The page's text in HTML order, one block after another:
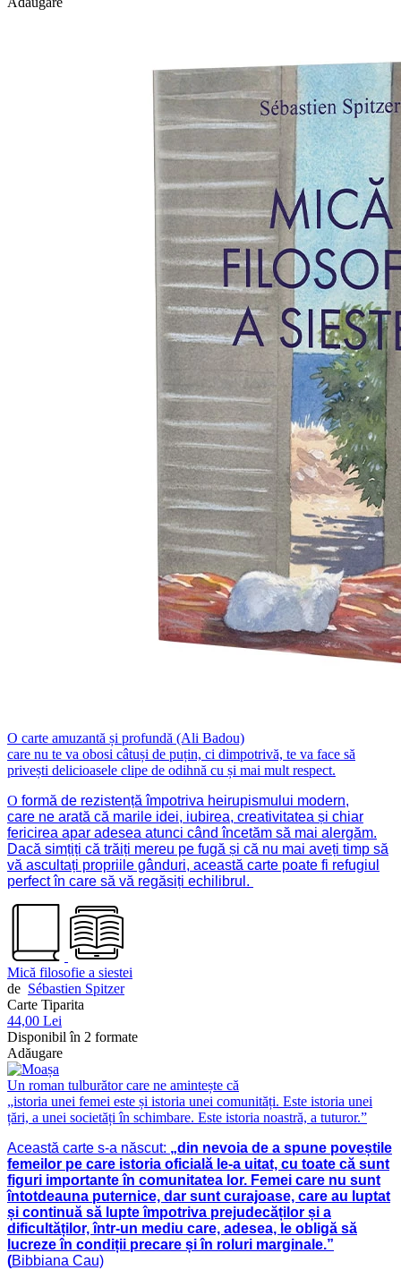
O carte amuzantă și profundă (Ali Badou)
care nu te va obosi câtuși de puțin, ci dimpotrivă, te va face să
privești delicioasele clipe de odihnă cu și mai mult respect.
O formă de rezistență împotriva heirupismului modern,
care ne arată că marile idei, iubirea, creativitatea și chiar
fericirea apar adesea atunci când încetăm să mai alergăm.
Dacă simțiți că trăiți mereu pe fugă și că nu mai aveți timp să
vă ascultați propriile gânduri, această carte poate fi refugiul
perfect în care să vă regăsiți echilibrul.
Mică filosofie a siestei
de Sébastien Spitzer
Carte Tiparita
44,00 Lei
Disponibil în 2 formate
Adăugare
Un roman tulburător care ne amintește că
„istoria unei femei este și istoria unei comunități. Este istoria unei
țări, a unei societăți în schimbare. Este istoria noastră, a tuturor.”
Această carte s-a născut: „din nevoia de a spune poveștile
femeilor pe care istoria oficială le-a uitat, cu toate că sunt
figuri importante în comunitatea lor. Femei care nu sunt
întotdeauna puternice, dar sunt curajoase, care au luptat
și continuă să lupte împotriva prejudecăților și a
dificultăților, într-un mediu care, adesea, le obligă să
lucreze în condiții precare și în roluri marginale.”
(Bibbiana Cau)